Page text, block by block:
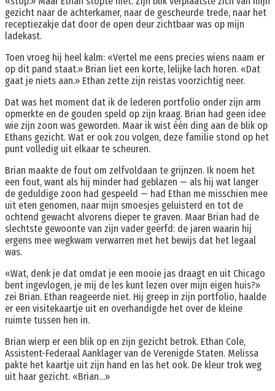
gezicht naar de achterkamer, naar de gescheurde trede, naar het
receptiezakje dat door de open deur zichtbaar was op mijn
ladekast.
Toen vroeg hij heel kalm: «Vertel me eens precies wiens naam er
op dit pand staat.» Brian liet een korte, lelijke lach horen. «Dat
gaat je niets aan.» Ethan zette zijn reistas voorzichtig neer.
Dat was het moment dat ik de lederen portfolio onder zijn arm
opmerkte en de gouden speld op zijn kraag. Brian had geen idee
wie zijn zoon was geworden. Maar ik wist één ding aan de blik op
Ethans gezicht. Wat er ook zou volgen, deze familie stond op het
punt volledig uit elkaar te scheuren.
Brian maakte de fout om zelfvoldaan te grijnzen. Ik noem het
een fout, want als hij minder had geblazen — als hij wat langer
de geduldige zoon had gespeeld — had Ethan me misschien mee
uit eten genomen, naar mijn smoesjes geluisterd en tot de
ochtend gewacht alvorens dieper te graven. Maar Brian had de
slechtste gewoonte van zijn vader geërfd: de jaren waarin hij
ergens mee wegkwam verwarren met het bewijs dat het legaal
was.
«Wat, denk je dat omdat je een mooie jas draagt en uit Chicago
bent ingevlogen, je mij de les kunt lezen over mijn eigen huis?»
zei Brian. Ethan reageerde niet. Hij greep in zijn portfolio, haalde
er een visitekaartje uit en overhandigde het over de kleine
ruimte tussen hen in.
Brian wierp er een blik op en zijn gezicht betrok. Ethan Cole,
Assistent-Federaal Aanklager van de Verenigde Staten. Melissa
pakte het kaartje uit zijn hand en las het ook. De kleur trok weg
uit haar gezicht. «Brian…»